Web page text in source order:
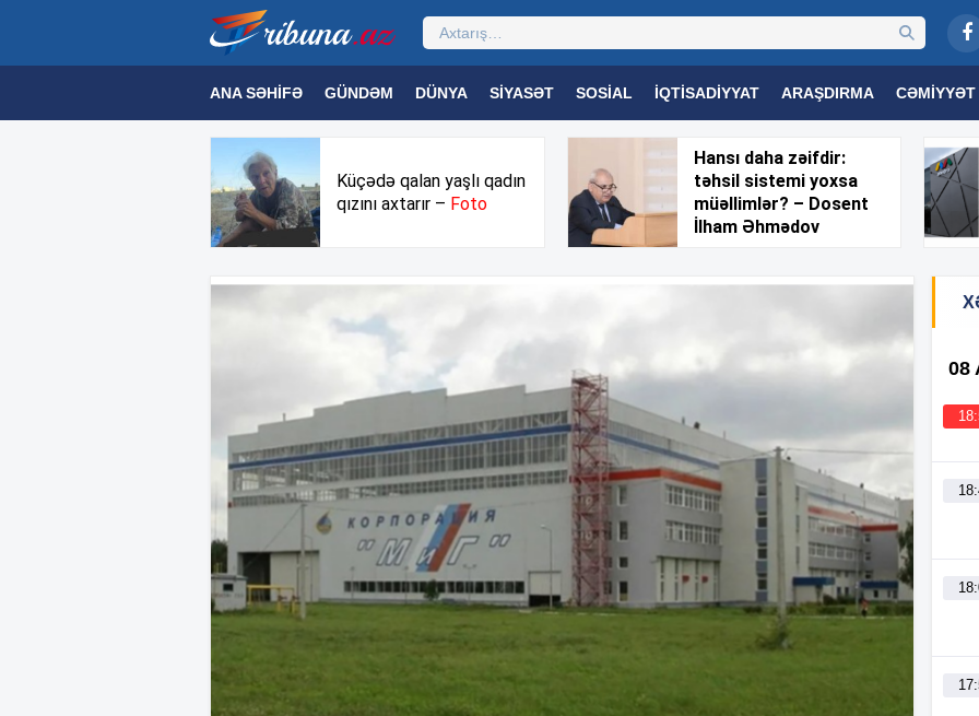
ANA SƏHIFƏ GÜNDƏM DÜNYA SIYASƏT SOSIAL İQTISADIYYAT ARAŞDIRMA CƏMIYYƏT
MƏDƏNIYYƏT SAĞLAMLIQ MARAQLI TRIBUNA TV
Küçədə qalan yaşlı qadın
qızını axtarır – Foto
Hansı daha zəifdir:
təhsil sistemi yoxsa
müəllimlər? – Dosent
İlham Əhmədov
08